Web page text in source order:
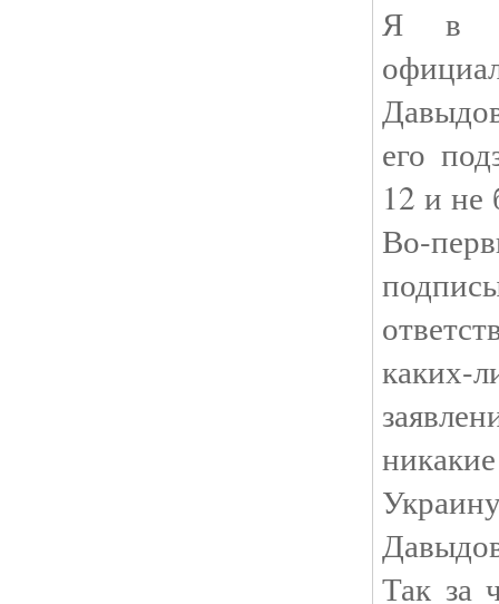
Я в
его
12 и не
Во-
каких-
Так за